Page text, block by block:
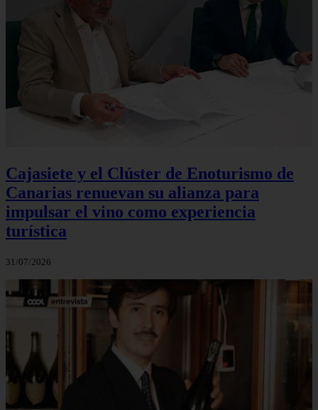
Cajasiete y el Clúster de Enoturismo de
Canarias renuevan su alianza para
impulsar el vino como experiencia
turística
31/07/2026